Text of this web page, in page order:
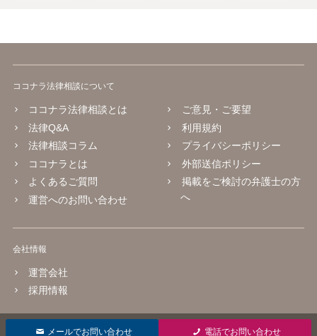
メールでお問い合わせ 電話でお問い合わせ
ココナラ法律相談について
ココナラ法律相談とは
法律Q&A
法律相談コラム
ココナラとは
よくあるご質問
運営へのお問い合わせ
ご意見・ご要望
利用規約
プライバシーポリシー
外部送信ポリシー
掲載をご検討の弁護士の方
へ
会社情報
運営会社
採用情報